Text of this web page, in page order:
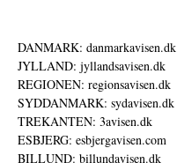
DANMARK: danmarkavisen.dk
JYLLAND: jyllandsavisen.dk
REGIONEN: regionsavisen.dk
SYDDANMARK: sydavisen.dk
TREKANTEN: 3avisen.dk
ESBJERG: esbjergavisen.com
BILLUND: billundavisen.dk